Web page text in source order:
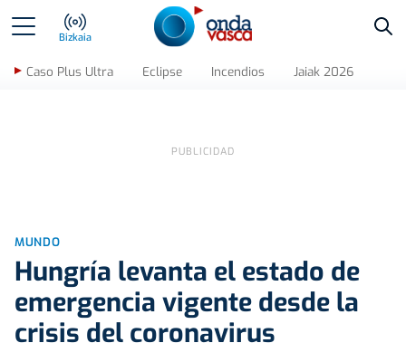
Bizkaia
Caso Plus Ultra Eclipse Incendios Jaiak 2026
MUNDO
Hungría levanta el estado de
emergencia vigente desde la
crisis del coronavirus